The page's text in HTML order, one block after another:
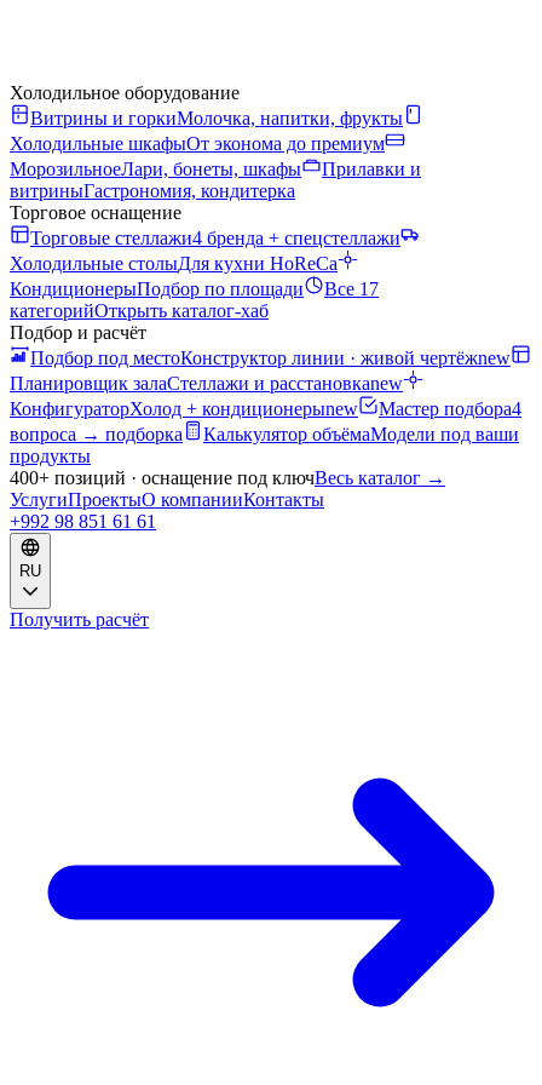
Холодильное оборудование
Витрины и горкиМолочка, напитки, фрукты
Холодильные шкафыОт эконома до премиум
МорозильноеЛари, бонеты, шкафы
Прилавки и
витриныГастрономия, кондитерка
Торговое оснащение
Торговые стеллажи4 бренда + спецстеллажи
Холодильные столыДля кухни HoReCa
КондиционерыПодбор по площади
Все 17
категорийОткрыть каталог-хаб
Подбор и расчёт
Подбор под местоКонструктор линии · живой чертёжnew
Планировщик залаСтеллажи и расстановкаnew
КонфигураторХолод + кондиционерыnew Мастер подбора4
вопроса → подборка
Калькулятор объёмаМодели под ваши
продукты
400+ позиций · оснащение под ключВесь каталог →
УслугиПроектыО компанииКонтакты
+992 98 851 61 61
RU
Получить расчёт